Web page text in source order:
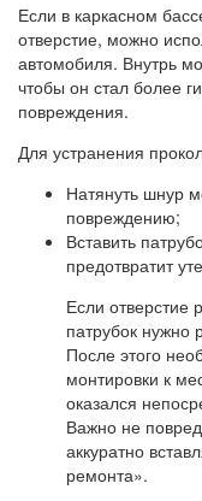
Если в каркасном
отверстие, можно
автомобиля. Внутрь
чтобы он стал более
повреждения.
Для устранения
Натянуть шнур
повреждению;
Вставить
предотвратит
Если отверстие
патрубок нужно
После этого
монтировки к
оказался
Важно не
аккуратно
ремонта».